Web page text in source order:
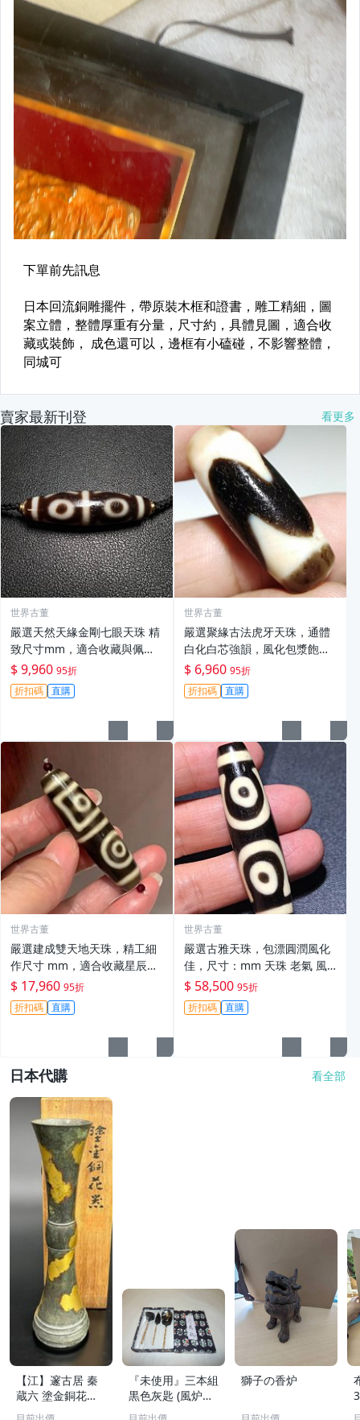
賣家最新刊登 看更多
世界古董
嚴選天然天緣金剛七眼天珠 精
致尺寸mm，適合收藏與佩戴
天珠 佛教 頭飾
$ 9,960 95折
折扣碼 直購
世界古董
嚴選聚緣古法虎牙天珠，通體
白化白芯強韻，風化包漿飽滿
圓潤，手磨隨形美觀。尺寸：
mm 古法天珠 白化芯 天然包
漿
$ 6,960 95折
折扣碼 直購
世界古董
嚴選建成雙天地天珠，精工細
作尺寸 mm，適合收藏星辰風
味 星辰天珠 古玉 天珠收藏
$ 17,960 95折
折扣碼 直購
世界古董
嚴選古雅天珠，包漂圓潤風化
佳，尺寸：mm 天珠 老氣 風
化
$ 58,500 95折
折扣碼 直購
日本代購 看全部
【江】邃古居 秦
蔵六 塗金銅花器
直径約9cm×高さ
『未使用』三本組
黒色灰匙 (風炉用)
化粧箱
獅子の香炉